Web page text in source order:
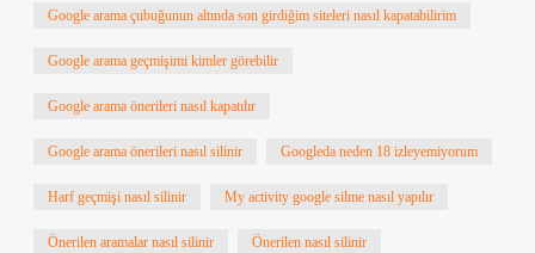
Google arama çubuğunun altında son girdiğim siteleri nasıl kapatabilirim
Google arama geçmişimi kimler görebilir
Google arama önerileri nasıl kapatılır
Google arama önerileri nasıl silinir Googleda neden 18 izleyemiyorum
Harf geçmişi nasıl silinir My activity google silme nasıl yapılır
Önerilen aramalar nasıl silinir Önerilen nasıl silinir